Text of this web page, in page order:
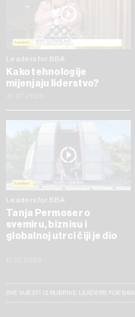
Leaders for BBA
Kako tehnologije
mijenjaju liderstvo?
Leaders for BBA
Tanja Permoser o
svemiru, biznisu i
globalnoj utrci čiji je dio
SVE VIJESTI IZ RUBRIKE LEADERS FOR BBA